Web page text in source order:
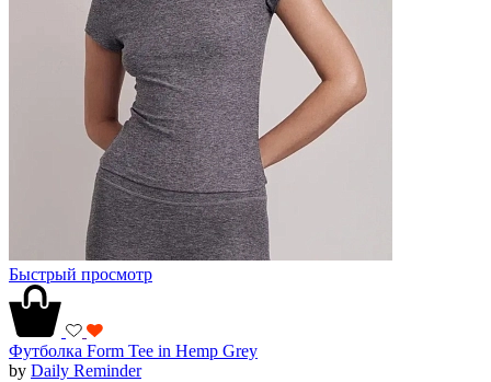
Быстрый просмотр
Футболка Form Tee in Hemp Grey
by Daily Reminder